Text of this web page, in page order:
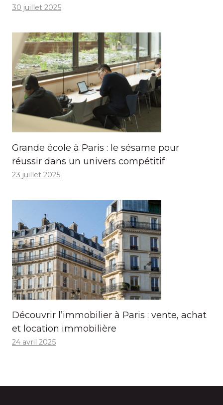
30 juillet 2025
Grande école à Paris : le sésame pour
réussir dans un univers compétitif
23 juillet 2025
Découvrir l’immobilier à Paris : vente, achat
et location immobilière
24 avril 2025